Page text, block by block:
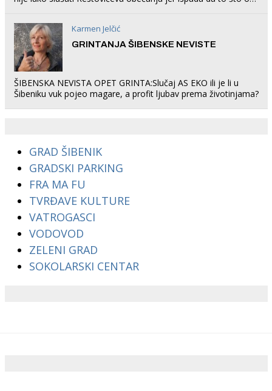
Karmen Jelčić
GRINTANJA ŠIBENSKE NEVISTE
ŠIBENSKA NEVISTA OPET GRINTA:Slučaj AS EKO ili je li u
Šibeniku vuk pojeo magare, a profit ljubav prema životinjama?
GRAD ŠIBENIK
GRADSKI PARKING
FRA MA FU
TVRĐAVE KULTURE
VATROGASCI
VODOVOD
ZELENI GRAD
SOKOLARSKI CENTAR